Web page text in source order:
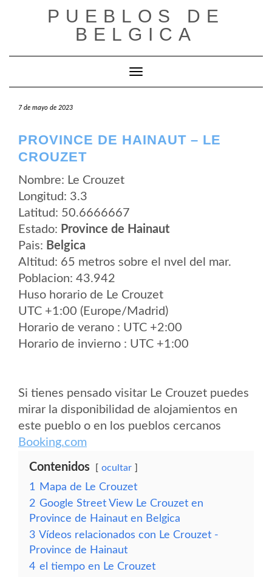
PUEBLOS DE
BELGICA
Cambiar modo de navegación
7 de mayo de 2023
PROVINCE DE HAINAUT – LE
CROUZET
Nombre: Le Crouzet
Longitud: 3.3
Latitud: 50.6666667
Estado: Province de Hainaut
Pais: Belgica
Altitud: 65 metros sobre el nvel del mar.
Poblacion: 43.942
Huso horario de Le Crouzet
UTC +1:00 (Europe/Madrid)
Horario de verano : UTC +2:00
Horario de invierno : UTC +1:00
Si tienes pensado visitar Le Crouzet puedes
mirar la disponibilidad de alojamientos en
este pueblo o en los pueblos cercanos
Booking.com
Contenidos ocultar
1
Mapa de Le Crouzet
2 Google Street View Le Crouzet en
Province de Hainaut en Belgica
3 Vídeos relacionados con Le Crouzet -
Province de Hainaut
4 el tiempo en Le Crouzet